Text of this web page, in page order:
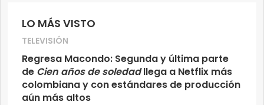
LO MÁS VISTO
TELEVISIÓN
Regresa Macondo: Segunda y última parte
de Cien años de soledadllega a Netflix más
colombiana y con estándares de producción
aún más altos